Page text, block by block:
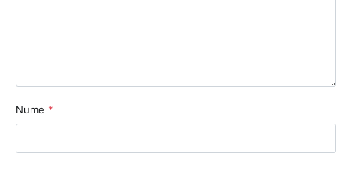
Nume *